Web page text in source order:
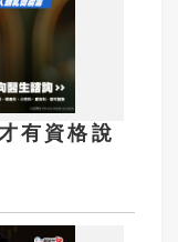
有資格說